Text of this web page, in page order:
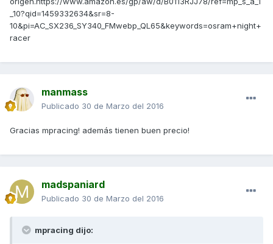
_10?qid=1459332634&sr=8-
10&pi=AC_SX236_SY340_FMwebp_QL65&keywords=osram+night+
racer
manmass
Publicado 30 de Marzo del 2016
Gracias mpracing! además tienen buen precio!
madspaniard
Publicado 30 de Marzo del 2016
mpracing dijo: